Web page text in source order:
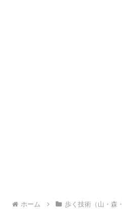
ホーム 歩く技術（山・森